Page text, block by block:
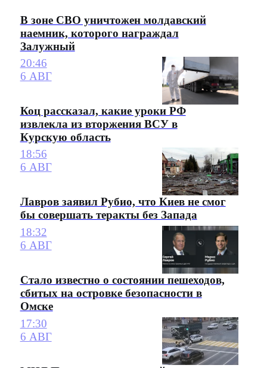
В зоне СВО уничтожен молдавский
наемник, которого награждал
Залужный
20:46
6 АВГ
Коц рассказал, какие уроки РФ
извлекла из вторжения ВСУ в
Курскую область
18:56
6 АВГ
Лавров заявил Рубио, что Киев не смог
бы совершать теракты без Запада
18:32
6 АВГ
Стало известно о состоянии пешеходов,
сбитых на островке безопасности в
Омске
17:30
6 АВГ